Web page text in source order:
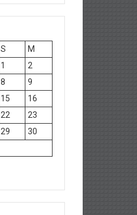
S
M
1
2
8
9
15
16
22
23
29
30